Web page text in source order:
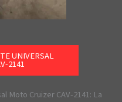
UNIVERSAL
2141
Moto Cruizer CAV-2141: La